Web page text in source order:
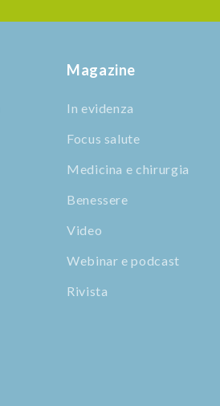
Magazine
In evidenza
Focus salute
Medicina e chirurgia
Benessere
Video
Webinar e podcast
Rivista